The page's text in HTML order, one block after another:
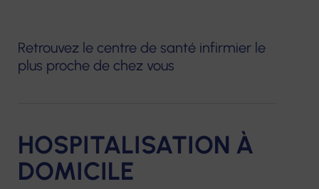
Retrouvez le centre de santé infirmier le
plus proche de chez vous
HOSPITALISATION À
DOMICILE